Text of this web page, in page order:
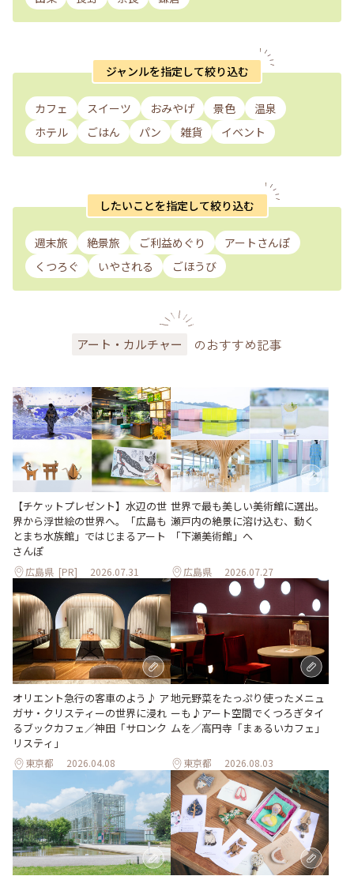
ジャンルを指定して絞り込む
カフェ スイーツ おみやげ 景色
温泉
ホテル
ごはん パン 雑貨 イベント
したいことを指定して絞り込む
週末旅 絶景旅 ご利益めぐり
アートさんぽ
くつろぐ
いやされる ごほうび
アート・カルチャー のおすすめ記事
【チケットプレゼント】水辺の世
界から浮世絵の世界へ。「広島も
とまち水族館」ではじまるアート
さんぽ
広島県 [PR] 2026.07.31
世界で最も美しい美術館に選出。
瀬戸内の絶景に溶け込む、動く
「下瀬美術館」へ
広島県 2026.07.27
オリエント急行の客車のよう♪ ア
ガサ・クリスティーの世界に浸れ
るブックカフェ／神田「サロンク
リスティ」
東京都 2026.04.08
地元野菜をたっぷり使ったメニュ
ーも♪アート空間でくつろぎタイ
ムを／高円寺「まぁるいカフェ」
東京都 2026.08.03